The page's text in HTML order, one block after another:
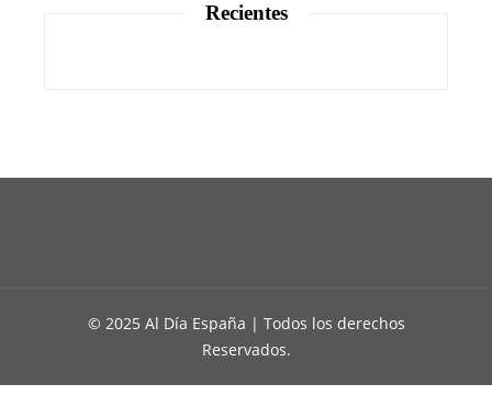
Recientes
© 2025 Al Día España | Todos los derechos
Reservados.